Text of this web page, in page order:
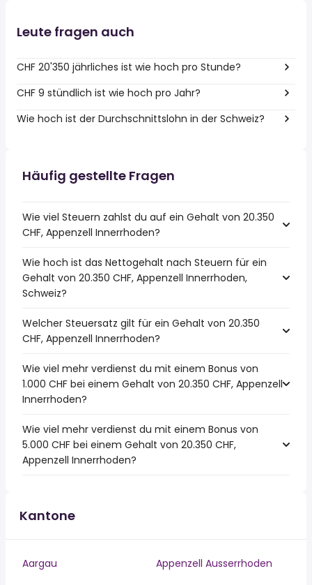
Leute fragen auch
CHF 20'350 jährliches ist wie hoch pro Stunde?
CHF 9 stündlich ist wie hoch pro Jahr?
Wie hoch ist der Durchschnittslohn in der Schweiz?
Häufig gestellte Fragen
Wie viel Steuern zahlst du auf ein Gehalt von 20.350
CHF, Appenzell Innerrhoden?
Wie hoch ist das Nettogehalt nach Steuern für ein
Gehalt von 20.350 CHF, Appenzell Innerrhoden,
Schweiz?
Welcher Steuersatz gilt für ein Gehalt von 20.350
CHF, Appenzell Innerrhoden?
Wie viel mehr verdienst du mit einem Bonus von
1.000 CHF bei einem Gehalt von 20.350 CHF, Appenzell
Innerrhoden?
Wie viel mehr verdienst du mit einem Bonus von
5.000 CHF bei einem Gehalt von 20.350 CHF,
Appenzell Innerrhoden?
Kantone
Aargau
Appenzell Ausserrhoden